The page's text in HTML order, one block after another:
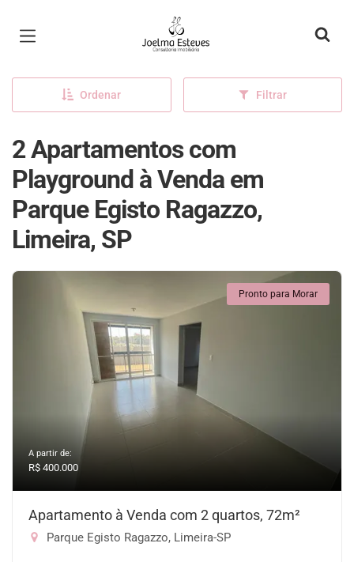
Página inicial
Ordenar Filtrar
2 Apartamentos com
Playground à Venda em
Parque Egisto Ragazzo,
Limeira, SP
Pronto para Morar
A partir de:
R$ 400.000
Apartamento à Venda com 2 quartos, 72m²
Parque Egisto Ragazzo, Limeira-SP